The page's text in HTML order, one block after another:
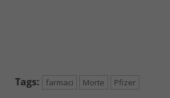
Tags: farmaci Morte Pfizer